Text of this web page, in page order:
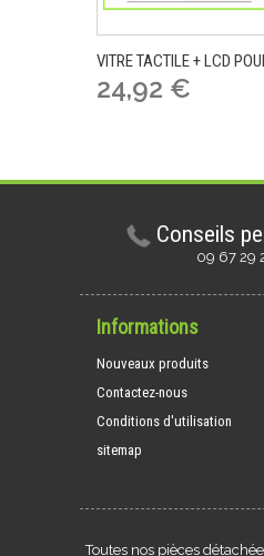
VITRE TACTILE + LCD
24,92 €
Conseils
09 67 29
Informations
Nouveaux produits
Contactez-nous
Conditions d'utilisation
sitemap
Toutes nos pièces